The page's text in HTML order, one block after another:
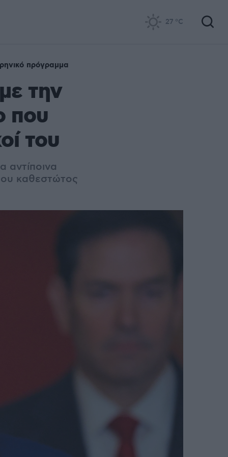
27 °C
πρόγραμμα
την
που
του
αντίποινα
καθεστώτος